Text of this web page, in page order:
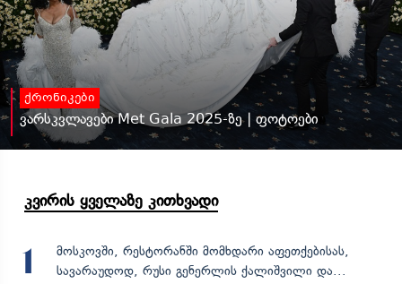
ქრონიკები
ვარსკვლავები Met Gala 2025-ზე | ფოტოები
კვირის ყველაზე კითხვადი
1
მოსკოვში, რესტორანში მომხდარი აფეთქებისას,
სავარაუდოდ, რუსი გენერლის ქალიშვილი და...